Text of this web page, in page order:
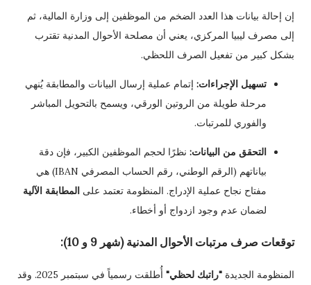
إن إحالة بيانات هذا العدد الضخم من الموظفين إلى وزارة المالية، ثم
إلى مصرف ليبيا المركزي، يعني أن مصلحة الأحوال المدنية تقترب
بشكل كبير من تفعيل الصرف اللحظي.
تسهيل الإجراءات: إتمام عملية إرسال البيانات والمطابقة يُنهي
مرحلة طويلة من الروتين الورقي، ويسمح بالتحويل المباشر
والفوري للمرتبات.
التحقق من البيانات: نظرًا لحجم الموظفين الكبير، فإن دقة
بياناتهم (الرقم الوطني، رقم الحساب المصرفي IBAN) هي
مفتاح نجاح عملية الإدراج. المنظومة تعتمد على المطابقة الآلية
لضمان عدم وجود ازدواج أو أخطاء.
توقعات صرف مرتبات الأحوال المدنية (شهر 9 و 10):
المنظومة الجديدة "راتبك لحظي"
أُطلقت رسمياً في سبتمبر 2025. وقد